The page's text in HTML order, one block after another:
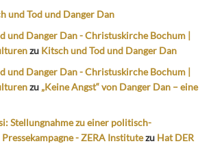
und Tod und Danger Dan
und Danger Dan - Christuskirche Bochum |
zu Kitsch und Tod und Danger Dan
und Danger Dan - Christuskirche Bochum |
zu „Keine Angst“ von Danger Dan – eine
Stellungnahme zu einer politisch-
- ZERA Institutezu Hat DER